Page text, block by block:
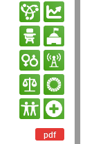
pdf